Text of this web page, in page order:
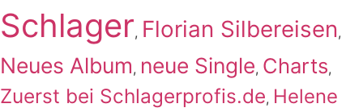
Schlager, Florian Silbereisen,
Neues Album, neue Single, Charts,
Zuerst bei Schlagerprofis.de, Helene